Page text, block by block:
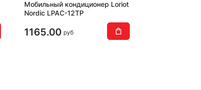
Мобильный кондиционер Loriot
Nordic LPAC-12TP
1165.00 руб